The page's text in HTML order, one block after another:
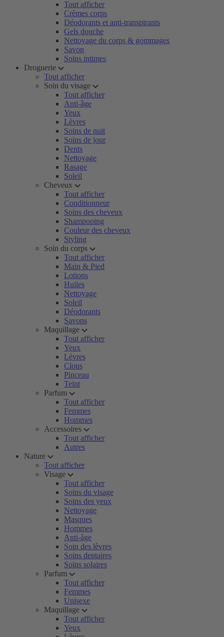
Tout afficher
Crèmes corps
Déodorants et anti-transpirants
Gels douche
Nettoyage du corps & gommages
Savon
Soins intimes
Droguerie
Tout afficher
Soin du visage
Tout afficher
Anti-âge
Yeux
Lèvres
Soins de nuit
Soins de jour
Dents
Nettoyage
Rasage
Soleil
Cheveux
Tout afficher
Conditionneur
Soins des cheveux
Shampooing
Couleur des cheveux
Styling
Soin du corps
Tout afficher
Main & Pied
Lotions
Huiles
Nettoyage
Soleil
Déodorants
Savons
Maquillage
Tout afficher
Yeux
Lèvres
Clous
Pinceau
Teint
Parfum
Tout afficher
Femmes
Hommes
Accessoires
Tout afficher
Autres
Nature
Tout afficher
Visage
Tout afficher
Soins du visage
Soins des yeux
Nettoyage
Masques
Hommes
Anti-âge
Soin des lèvres
Soins dentaires
Soins solaires
Parfum
Tout afficher
Femmes
Unisexe
Maquillage
Tout afficher
Yeux